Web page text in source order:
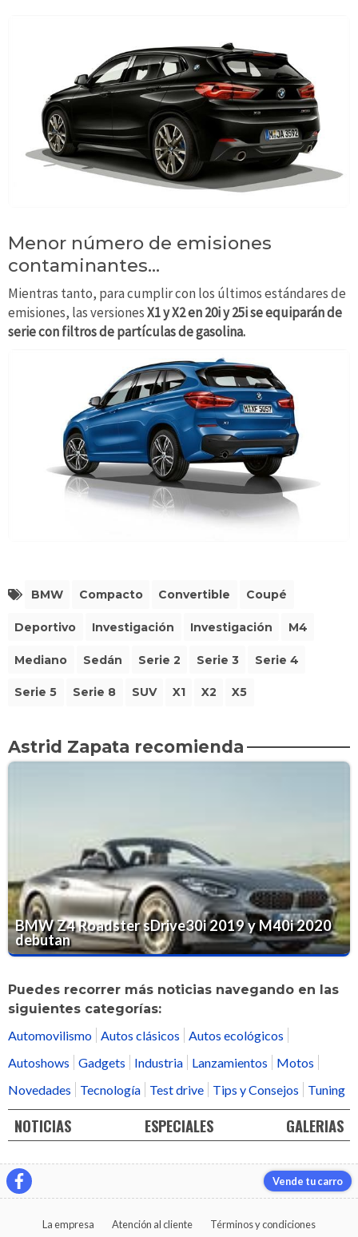
Menor número de emisiones
contaminantes...
Mientras tanto, para cumplir con los últimos estándares de
emisiones, las versionesX1 y X2 en 20i y 25i se equiparán de
serie con filtros de partículas de gasolina.
BMW Compacto Convertible Coupé
Deportivo Investigación Investigación M4
Mediano Sedán Serie 2 Serie 3 Serie 4
Serie 5 Serie 8 SUV X1 X2 X5
Astrid Zapata recomienda
BMW Z4 Roadster sDrive30i 2019 y M40i 2020
debutan
Puedes recorrer más noticias navegando en las
siguientes categorías:
Automovilismo Autos clásicos
Autos ecológicos
Autoshows
Gadgets Industria Lanzamientos
Motos
Novedades
Tecnología Test drive Tips y Consejos Tuning
NOTICIAS ESPECIALES GALERIAS
Vende tu carro
La empresa Atención al cliente Términos y condiciones